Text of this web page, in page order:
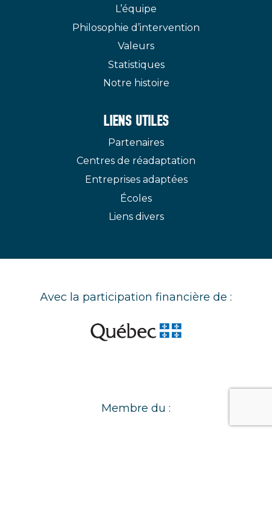
L’équipe
Philosophie d’intervention
Valeurs
Statistiques
Notre histoire
LIENS UTILES
Partenaires
Centres de réadaptation
Entreprises adaptées
Écoles
Liens divers
Avec la participation financière de :
Membre du :